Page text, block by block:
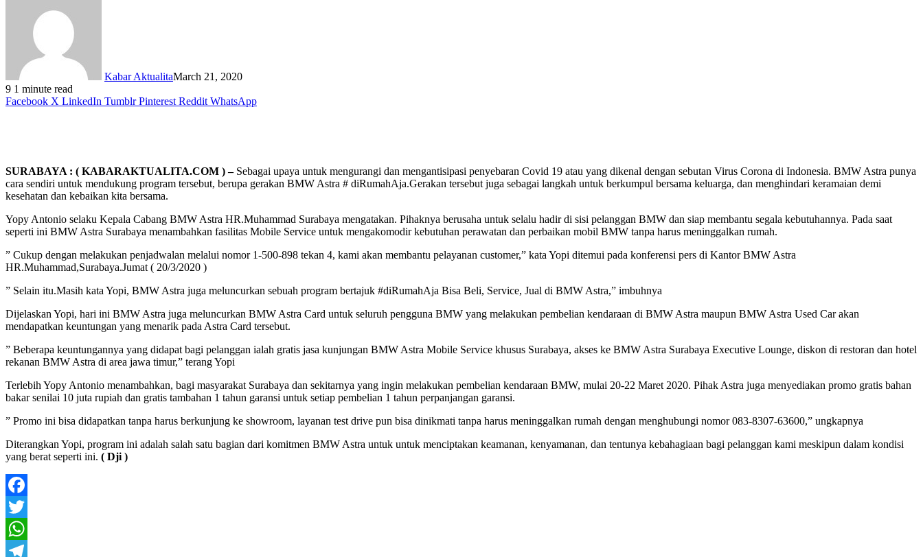
Kabar AktualitaMarch 21, 2020
9 1 minute read
Facebook X LinkedIn Tumblr Pinterest Reddit WhatsApp
SURABAYA : ( KABARAKTUALITA.COM ) –Sebagai upaya untuk mengurangi dan mengantisipasi penyebaran Covid 19 atau yang dikenal dengan sebutan Virus Corona di Indonesia. BMW Astra punya
cara sendiri untuk mendukung program tersebut, berupa gerakan BMW Astra # diRumahAja.Gerakan tersebut juga sebagai langkah untuk berkumpul bersama keluarga, dan menghindari keramaian demi
kesehatan dan kebaikan kita bersama.
Yopy Antonio selaku Kepala Cabang BMW Astra HR.Muhammad Surabaya mengatakan. Pihaknya berusaha untuk selalu hadir di sisi pelanggan BMW dan siap membantu segala kebutuhannya. Pada saat
seperti ini BMW Astra Surabaya menambahkan fasilitas Mobile Service untuk mengakomodir kebutuhan perawatan dan perbaikan mobil BMW tanpa harus meninggalkan rumah.
” Cukup dengan melakukan penjadwalan melalui nomor 1-500-898 tekan 4, kami akan membantu pelayanan customer,” kata Yopi ditemui pada konferensi pers di Kantor BMW Astra
HR.Muhammad,Surabaya.Jumat ( 20/3/2020 )
” Selain itu.Masih kata Yopi, BMW Astra juga meluncurkan sebuah program bertajuk #diRumahAja Bisa Beli, Service, Jual di BMW Astra,” imbuhnya
Dijelaskan Yopi, hari ini BMW Astra juga meluncurkan BMW Astra Card untuk seluruh pengguna BMW yang melakukan pembelian kendaraan di BMW Astra maupun BMW Astra Used Car akan
mendapatkan keuntungan yang menarik pada Astra Card tersebut.
” Beberapa keuntungannya yang didapat bagi pelanggan ialah gratis jasa kunjungan BMW Astra Mobile Service khusus Surabaya, akses ke BMW Astra Surabaya Executive Lounge, diskon di restoran dan hotel
rekanan BMW Astra di area jawa timur,” terang Yopi
Terlebih Yopy Antonio menambahkan, bagi masyarakat Surabaya dan sekitarnya yang ingin melakukan pembelian kendaraan BMW, mulai 20-22 Maret 2020. Pihak Astra juga menyediakan promo gratis bahan
bakar senilai 10 juta rupiah dan gratis tambahan 1 tahun garansi untuk setiap pembelian 1 tahun perpanjangan garansi.
” Promo ini bisa didapatkan tanpa harus berkunjung ke showroom, layanan test drive pun bisa dinikmati tanpa harus meninggalkan rumah dengan menghubungi nomor 083-8307-63600,” ungkapnya
Diterangkan Yopi, program ini adalah salah satu bagian dari komitmen BMW Astra untuk untuk menciptakan keamanan, kenyamanan, dan tentunya kebahagiaan bagi pelanggan kami meskipun dalam kondisi
yang berat seperti ini. ( Dji )
Facebook
Twitter
WhatsApp